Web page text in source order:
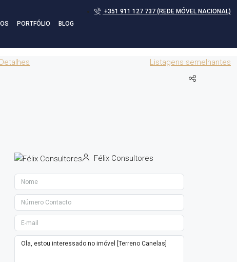
PORTFÓLIO BLOG
+351 911 127 737 (REDE MÓVEL NACIONAL)
Detalhes
Listagens semelhantes
Félix Consultores